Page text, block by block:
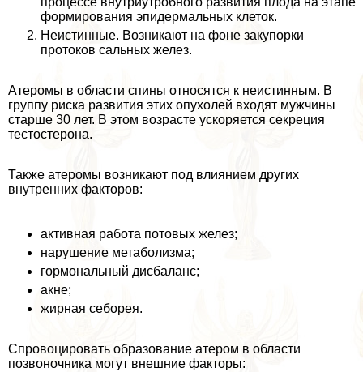
формирования эпидермальных клеток.
Неистинные. Возникают на фоне закупорки
протоков сальных желез.
Атеромы в области спины относятся к неистинным. В
группу риска развития этих опухолей входят мужчины
старше 30 лет. В этом возрасте ускоряется секреция
тестостерона.
Также атеромы возникают под влиянием других
внутренних факторов:
активная работа потовых желез;
нарушение метаболизма;
гормональный дисбаланс;
акне;
жирная себорея.
Спровоцировать образование атером в области
позвоночника могут внешние факторы: